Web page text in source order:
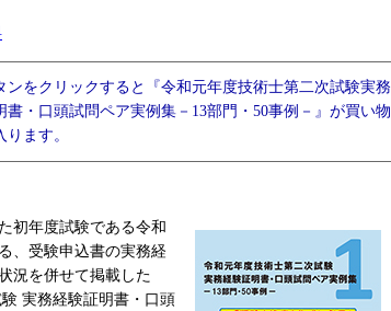
ンをクリックすると『令和元年度技術士第二次試験実務
書・口頭試問ペア実例集－13部門・50事例－』が買い物
ります。
初年度試験である令和
、受験申込書の実務経
況を併せて掲載した
実務経験証明書・口頭